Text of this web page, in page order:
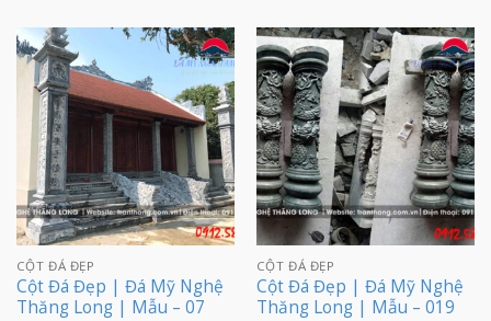
CỘT ĐÁ ĐẸP
Cột Đá Đẹp | Đá Mỹ Nghệ
Thăng Long | Mẫu – 07
CỘT ĐÁ ĐẸP
Cột Đá Đẹp | Đá Mỹ Nghệ
Thăng Long | Mẫu – 019